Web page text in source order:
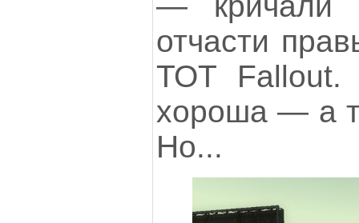
отчасти
ТОТ Fallout.
хороша — а
Но...